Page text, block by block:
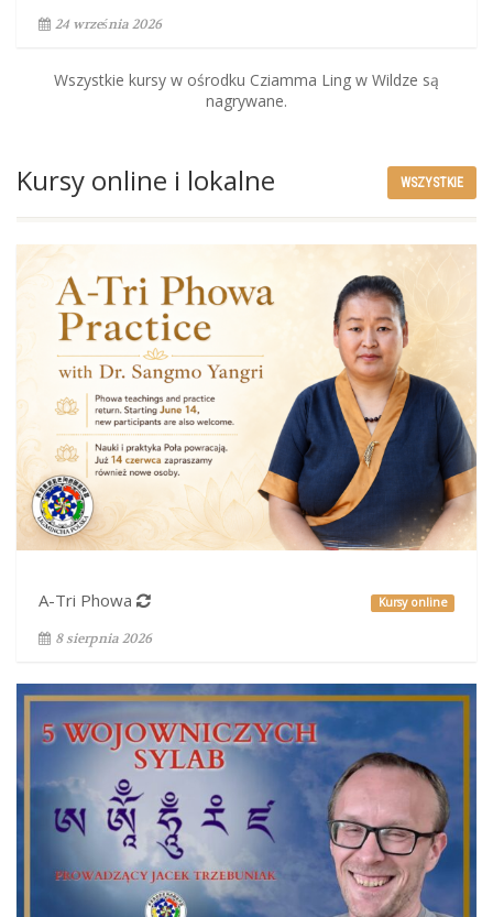
24 września 2026
Wszystkie kursy w ośrodku Cziamma Ling w Wildze są
nagrywane.
WSZYSTKIE
Kursy online i lokalne
Kursy online
A-Tri Phowa
8 sierpnia 2026